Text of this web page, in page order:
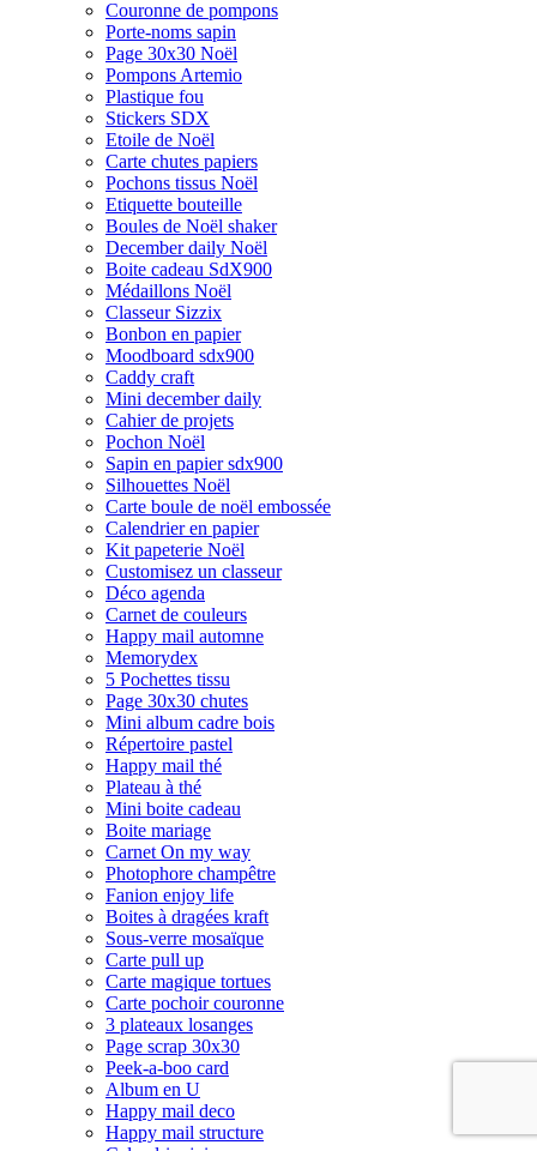
Couronne de pompons
Porte-noms sapin
Page 30x30 Noël
Pompons Artemio
Plastique fou
Stickers SDX
Etoile de Noël
Carte chutes papiers
Pochons tissus Noël
Etiquette bouteille
Boules de Noël shaker
December daily Noël
Boite cadeau SdX900
Médaillons Noël
Classeur Sizzix
Bonbon en papier
Moodboard sdx900
Caddy craft
Mini december daily
Cahier de projets
Pochon Noël
Sapin en papier sdx900
Silhouettes Noël
Carte boule de noël embossée
Calendrier en papier
Kit papeterie Noël
Customisez un classeur
Déco agenda
Carnet de couleurs
Happy mail automne
Memorydex
5 Pochettes tissu
Page 30x30 chutes
Mini album cadre bois
Répertoire pastel
Happy mail thé
Plateau à thé
Mini boite cadeau
Boite mariage
Carnet On my way
Photophore champêtre
Fanion enjoy life
Boites à dragées kraft
Sous-verre mosaïque
Carte pull up
Carte magique tortues
Carte pochoir couronne
3 plateaux losanges
Page scrap 30x30
Peek-a-boo card
Album en U
Happy mail deco
Happy mail structure